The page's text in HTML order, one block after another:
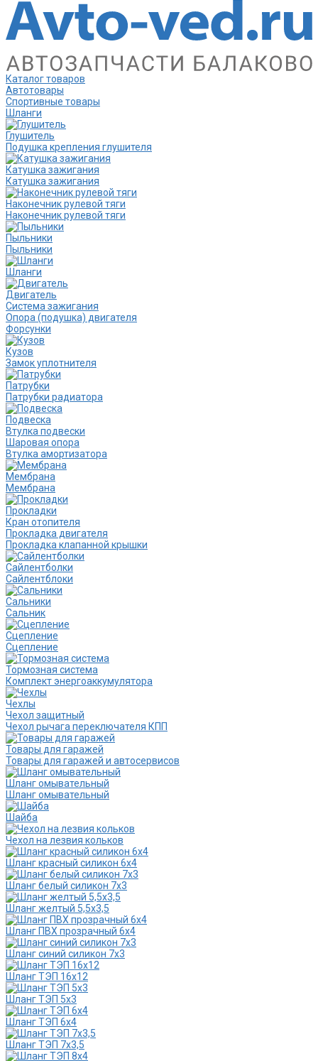
Каталог товаров
Автотовары
Спортивные товары
Шланги
Глушитель
Подушка крепления глушителя
Катушка зажигания
Катушка зажигания
Наконечник рулевой тяги
Наконечник рулевой тяги
Пыльники
Пыльники
Шланги
Двигатель
Система зажигания
Опора (подушка) двигателя
Форсунки
Кузов
Замок уплотнителя
Патрубки
Патрубки радиатора
Подвеска
Втулка подвески
Шаровая опора
Втулка амортизатора
Мембрана
Мембрана
Прокладки
Кран отопителя
Прокладка двигателя
Прокладка клапанной крышки
Сайлентболки
Сайлентблоки
Сальники
Сальник
Сцепление
Сцепление
Тормозная система
Комплект энергоаккумулятора
Чехлы
Чехол защитный
Чехол рычага переключателя КПП
Товары для гаражей
Товары для гаражей и автосервисов
Шланг омывательный
Шланг омывательный
Шайба
Чехол на лезвия кольков
Шланг красный силикон 6х4
Шланг белый силикон 7х3
Шланг желтый 5,5х3,5
Шланг ПВХ прозрачный 6х4
Шланг синий силикон 7х3
Шланг ТЭП 16х12
Шланг ТЭП 5х3
Шланг ТЭП 6х4
Шланг ТЭП 7х3,5